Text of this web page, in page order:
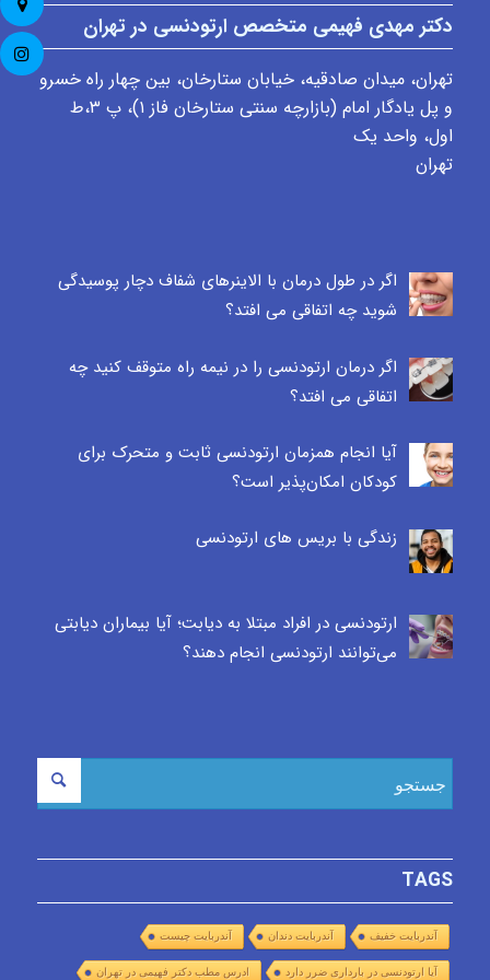
دکتر مهدی فهیمی متخصص ارتودنسی در تهران
تهران، میدان صادقیه، خیابان ستارخان، بین چهار راه خسرو
و پل یادگار امام (بازارچه سنتی ستارخان فاز ۱)، پ ٣،ط
اول، واحد یک
تهران
اگر در طول درمان با الاینرهای شفاف دچار پوسیدگی
شوید چه اتفاقی می افتد؟
اگر درمان ارتودنسی را در نیمه راه متوقف کنید چه
اتفاقی می افتد؟
آیا انجام همزمان ارتودنسی ثابت و متحرک برای
کودکان امکان‌پذیر است؟
زندگی با بریس های ارتودنسی
ارتودنسی در افراد مبتلا به دیابت؛ آیا بیماران دیابتی
می‌توانند ارتودنسی انجام دهند؟
TAGS
آندربایت خفیف آندربایت دندان آندربایت چیست
آیا ارتودنسی در بارداری ضرر دارد ادرس مطب دکتر فهیمی در تهران